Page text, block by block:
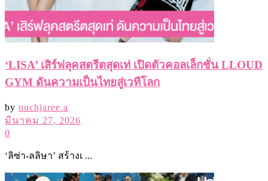
‘LISA’ เสิร์ฟลุคสตรีตสุดเท่ เปิดตัวคอลเล็กชั่น LLOUD
GYM ดันความเป็นไทยสู่เวทีโลก
by nuchjaree.a
มีนาคม 27, 2026
0
‘ลิซ่า-ลลิษา’ สร้างเ ...